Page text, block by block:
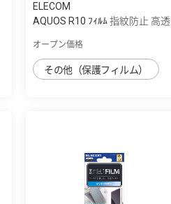
ELECOM
AQUOS R10 ﾌｨﾙﾑ 指紋防止 高透
オープン価格
その他（保護フィルム）